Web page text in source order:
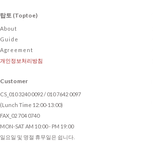
탑토 (Toptoe)
About
Guide
Agreement
개인정보처리방침
Customer
CS_010 3240 0092 / 010 7642 0097
(Lunch Time 12:00-13:00)
FAX_02 704 0740
MON-SAT AM 10:00 - PM 19:00
일요일 및 명절 휴무일은 쉽니다.